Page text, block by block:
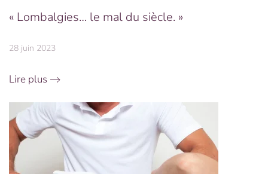
« Lombalgies… le mal du siècle. »
28 juin 2023
Lire plus